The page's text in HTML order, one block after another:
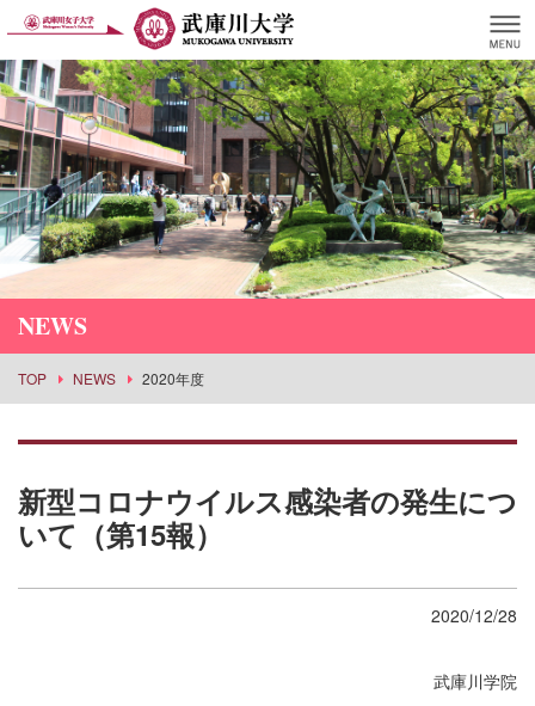
NEWS
TOP NEWS 2020年度
新型コロナウイルス感染者の発生につ
いて（第15報）
2020/12/28
武庫川学院